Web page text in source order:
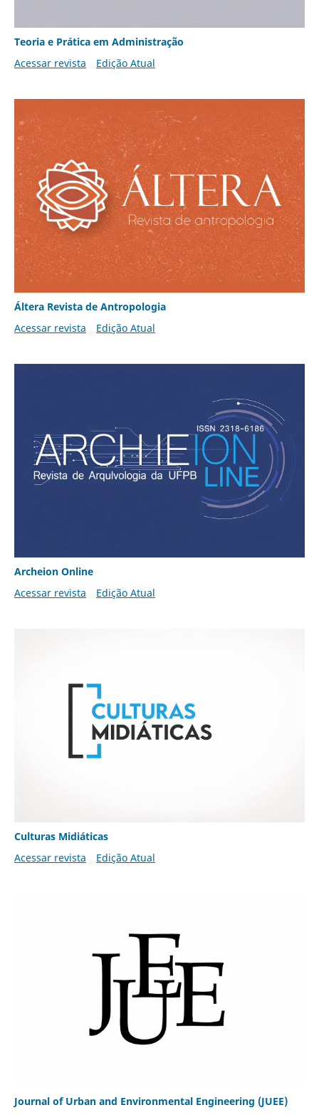
Teoria e Prática em Administração
Acessar revista
Edição Atual
Áltera Revista de Antropologia
Acessar revista
Edição Atual
Archeion Online
Acessar revista
Edição Atual
Culturas Midiáticas
Acessar revista
Edição Atual
Journal of Urban and Environmental Engineering (JUEE)